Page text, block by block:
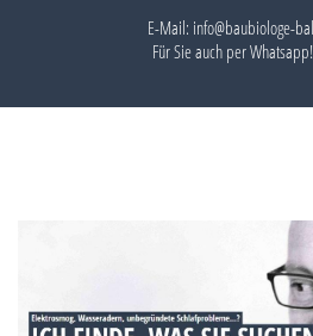
E-Mail: info@baubiologe-
Für Sie auch perWhatsapp!